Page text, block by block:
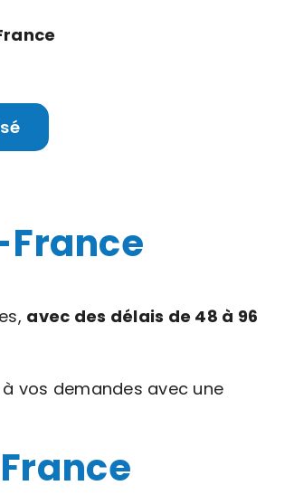
avec des délais de 48 à 96
vos demandes avec une